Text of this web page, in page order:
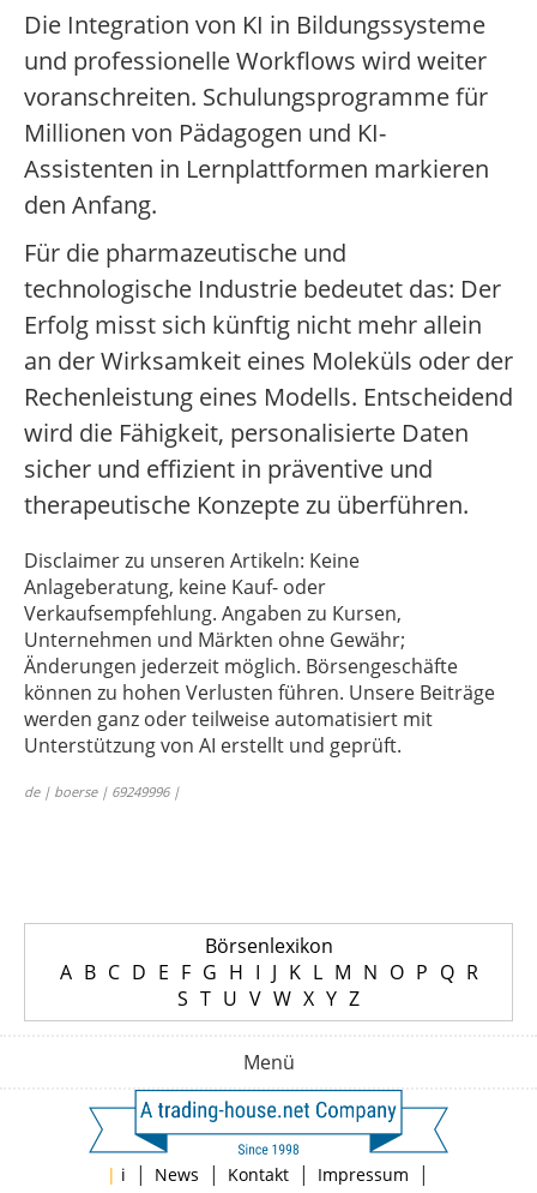
Die Integration von KI in Bildungssysteme
und professionelle Workflows wird weiter
voranschreiten. Schulungsprogramme für
Millionen von Pädagogen und KI-
Assistenten in Lernplattformen markieren
den Anfang.
Für die pharmazeutische und
technologische Industrie bedeutet das: Der
Erfolg misst sich künftig nicht mehr allein
an der Wirksamkeit eines Moleküls oder der
Rechenleistung eines Modells. Entscheidend
wird die Fähigkeit, personalisierte Daten
sicher und effizient in präventive und
therapeutische Konzepte zu überführen.
Disclaimer zu unseren Artikeln: Keine
Anlageberatung, keine Kauf- oder
Verkaufsempfehlung. Angaben zu Kursen,
Unternehmen und Märkten ohne Gewähr;
Änderungen jederzeit möglich. Börsengeschäfte
können zu hohen Verlusten führen. Unsere Beiträge
werden ganz oder teilweise automatisiert mit
Unterstützung von AI erstellt und geprüft.
de | boerse | 69249996 |
Börsenlexikon
A B C D E F G H I J K L M N O P Q R
S T U V W X Y Z
Menü
| i | News | Kontakt | Impressum |